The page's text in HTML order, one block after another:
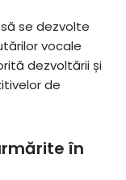
se dezvolte
vocale
dezvoltării și
de
în